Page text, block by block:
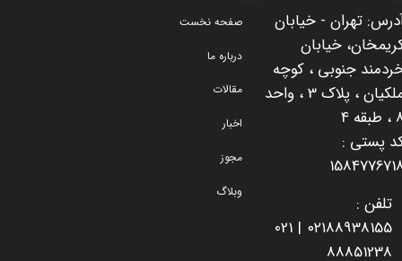
تهران - خیابان
خیابان
جنوبی ، کوچه
ملکیان ، پلاک 3 ، واحد
4
پستی :
تلفن :
۰۲۱88938155 |
021
88851238
صفحه نخست
درباره ما
مقالات
اخبار
مجوز
وبلاگ